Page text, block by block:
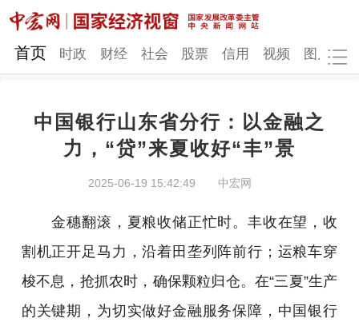
网站地图
时政 财经 社会 股票
图片
地方发展
首页 时政 财经 社会 股票 信用 视频 图片
中国银行山东省分行：以金融之
力，“贷”来夏收好“丰”景
2025-06-19 15:42:49 中宏网
金穗翻滚，夏粮收储正忙时。丰收在望，收
割机正开足马力，沿着田垄列阵前行；运粮车穿
梭不息，抢抓农时，确保颗粒归仓。在“三夏”生产
的关键期，为切实做好金融服务保障，中国银行